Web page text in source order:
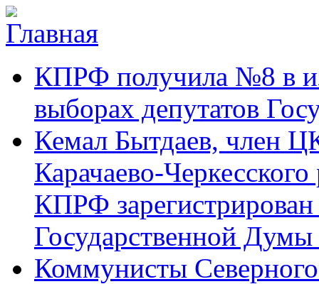
Перейти к основному содержанию
Черкесское
республиканское
отделение
Коммунистической
партии Российской
Федерации
аргументы,
факты КПРФ получила №8 в
выборах депутатов
Кемал Бытдаев, член
Карачаево-
КПРФ
Государственной
Коммунисты Северного